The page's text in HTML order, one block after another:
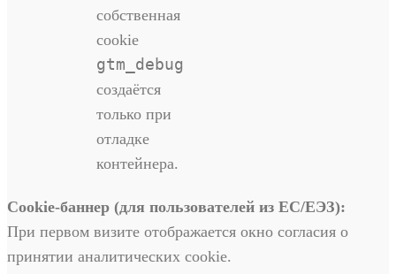
собственная
cookie
gtm_debug
создаётся
только при
отладке
контейнера.
Cookie-баннер (для пользователей из ЕС/ЕЭЗ):
При первом визите отображается окно согласия о
принятии аналитических cookie.